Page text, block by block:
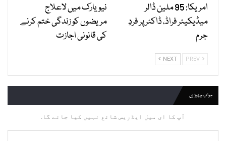
امریکا: 95 ملین ڈالر
میڈیکیئر فراڈ، ڈاکٹر پر فردِ
جرم
نیویارک میں لاعلاج
مریضوں کو زندگی ختم کرنے
کی قانونی اجازت
NEXT
جواب چھوڑیں
آپ کا ای میل ایڈریس شائع نہیں کیا جائے گا.